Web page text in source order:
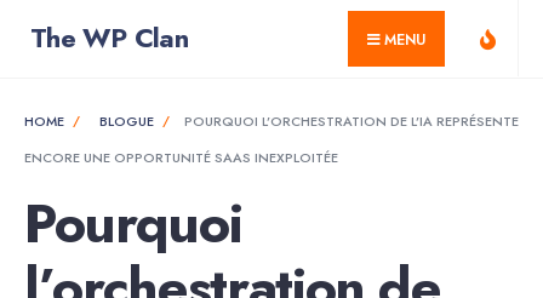
The WP Clan MENU
HOME BLOGUE
POURQUOI L’ORCHESTRATION DE L’IA REPRÉSENTE
ENCORE UNE OPPORTUNITÉ SAAS INEXPLOITÉE
Pourquoi